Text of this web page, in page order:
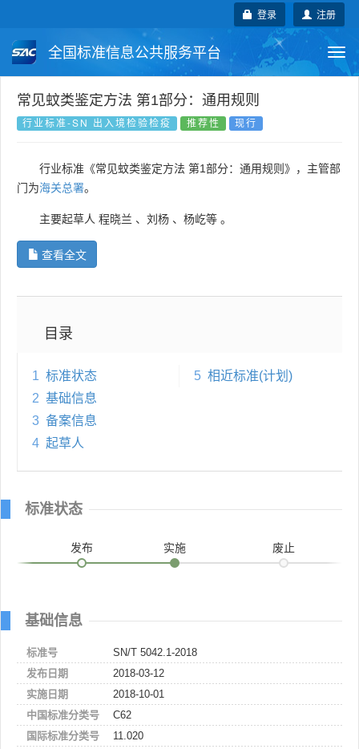
注册
登录
全国标准信息公共服务平台
国家标准 行业标准
国外标准 技术委员会
常见蚊类鉴定方法 第1部分：通用规则
行业标准-SN 出入境检验检疫 推荐性 现行
行业标准《常见蚊类鉴定方法 第1部分：通用规则》，主管部
门为海关总署。
主要起草人 程晓兰 、 刘杨 、 杨屹等 。
查看全文
目录
1 标准状态
2 基础信息
3 备案信息
4 起草人
5 相近标准(计划)
标准状态
发布 实施 废止
基础信息
标准号
SN/T 5042.1-2018
发布日期
2018-03-12
实施日期
2018-10-01
中国标准分类号
C62
国际标准分类号
11.020